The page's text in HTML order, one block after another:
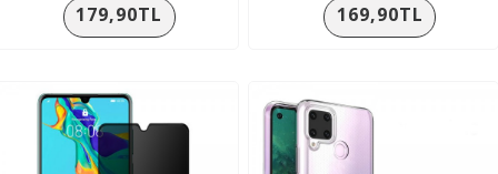
179,90TL 169,90TL